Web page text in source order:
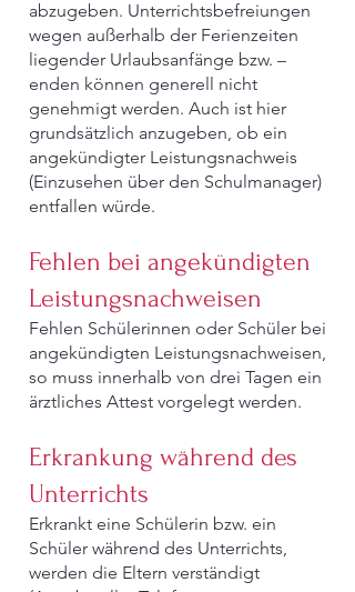
abzugeben. Unterrichtsbefreiungen
wegen außerhalb der Ferienzeiten
liegender Urlaubsanfänge bzw. –
enden können generell nicht
genehmigt werden. Auch ist hier
grundsätzlich anzugeben, ob ein
angekündigter Leistungsnachweis
(Einzusehen über den Schulmanager)
entfallen würde.
Fehlen bei angekündigten
Leistungsnachweisen
Fehlen Schülerinnen oder Schüler bei
angekündigten Leistungsnachweisen,
so muss innerhalb von drei Tagen ein
ärztliches Attest vorgelegt werden.
Erkrankung während des
Unterrichts
Erkrankt eine Schülerin bzw. ein
Schüler während des Unterrichts,
werden die Eltern verständigt